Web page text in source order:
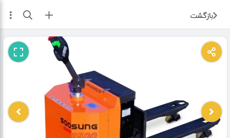
بازگشت ثبت آگهی